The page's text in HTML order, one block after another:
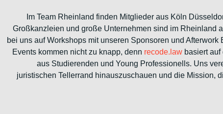
Im Team Rheinland finden Mitglieder aus Köln
Großkanzleien und große Unternehmen sind im Rheinland
bei uns auf Workshops mit unseren Sponsoren und Afterwork
Events kommen nicht zu knapp, denn recode.law basiert
aus Studierenden und Young Professionells. Uns
juristischen Tellerrand hinauszuschauen und die Mission,